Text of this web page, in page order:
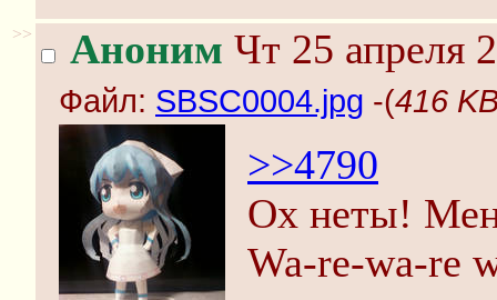
>> Аноним Чт 25 апреля
Файл: SBSC0004.jpg -(416
>>4790
Ох неты!
Wa-re-wa-re